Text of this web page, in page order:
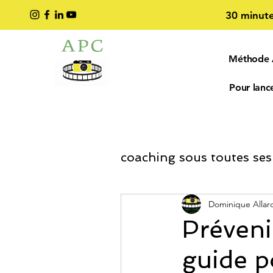
30
Méthode
Pour
coaching sous toutes
Coaching
coaching entreprise
guide
Dominique